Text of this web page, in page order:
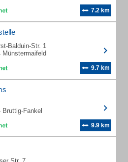
7.2 km
Balduin-Str. 1
Münstermaifeld
9.7 km
Bruttig-Fankel
9.9 km